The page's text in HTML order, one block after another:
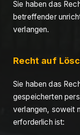
Sie haben das
betreffender
verlangen.
Recht auf
Sie haben das
gespeicherten
verlangen, soweit
erforderlich ist: